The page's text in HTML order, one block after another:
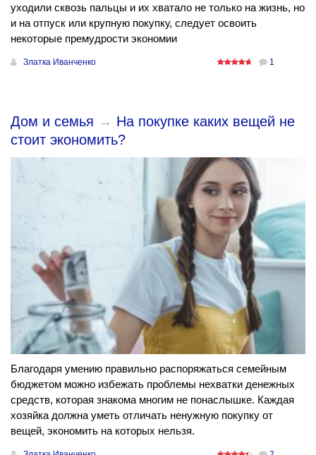
уходили сквозь пальцы и их хватало не только на жизнь, но
и на отпуск или крупную покупку, следует освоить
некоторые премудрости экономии
Златка Иванченко 1
Дом и семья → На покупке каких вещей не
стоит экономить?
Благодаря умению правильно распоряжаться семейным
бюджетом можно избежать проблемы нехватки денежных
средств, которая знакома многим не понаслышке. Каждая
хозяйка должна уметь отличать ненужную покупку от
вещей, экономить на которых нельзя.